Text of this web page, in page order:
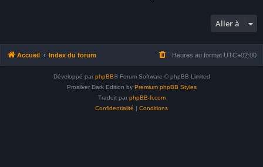
Aller à
Accueil Index du forum Heures au format UTC+02:00
Développé par phpBB® Forum Software © phpBB Limited
Prosilver Dark Edition by Premium phpBB Styles
Traduit par phpBB-fr.com
Confidentialité | Conditions